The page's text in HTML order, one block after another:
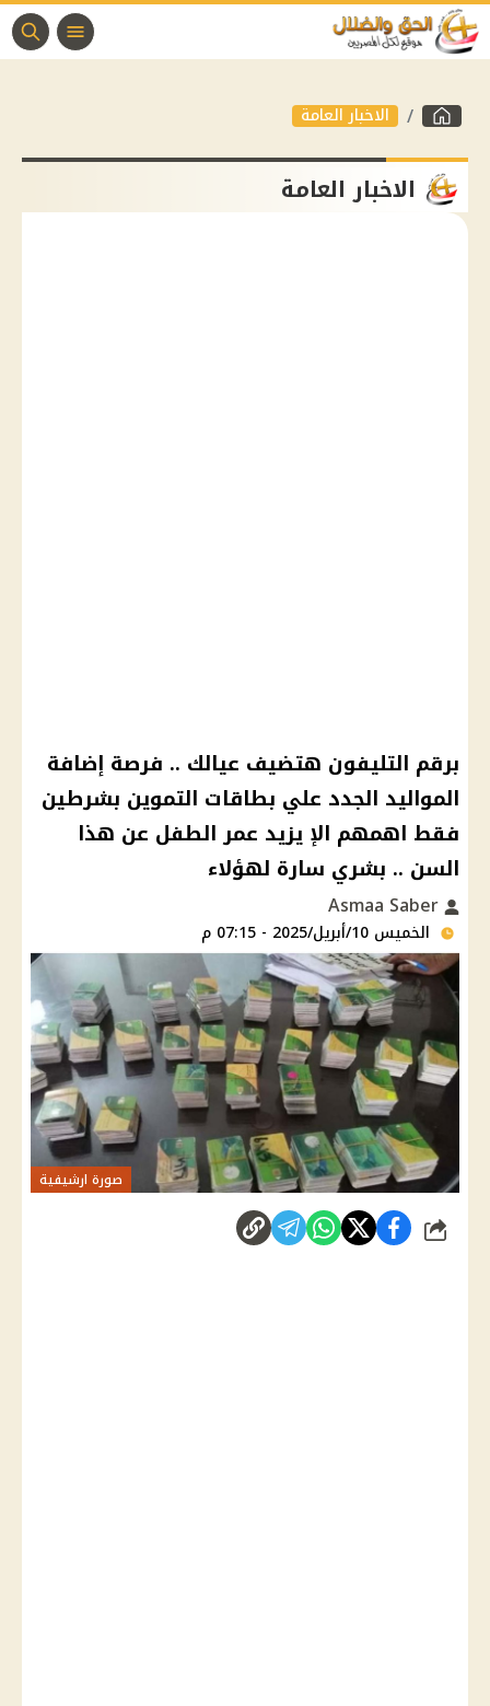
الاخبار العامة
الاخبار العامة
برقم التليفون هتضيف عيالك .. فرصة إضافة
المواليد الجدد علي بطاقات التموين بشرطين
فقط اهمهم الإ يزيد عمر الطفل عن هذا
السن .. بشري سارة لهؤلاء
الخميس 10/أبريل/2025 - 07:15 م
صورة ارشيفية
شارك